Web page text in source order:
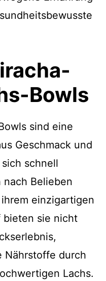
Bowls
sind eine
Geschmack und
schnell
Belieben
einzigartigen
bieten sie nicht
Nährstoffe durch
Lachs.